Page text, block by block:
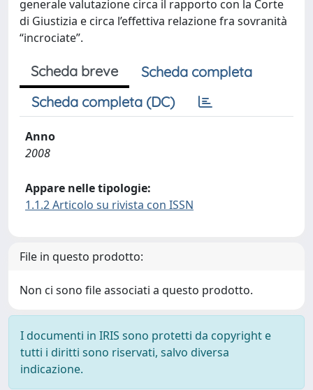
generale valutazione circa il rapporto con la Corte
di Giustizia e circa l’effettiva relazione fra sovranità
“incrociate”.
Scheda breve
Scheda completa
Scheda completa (DC)
Anno
2008
Appare nelle tipologie:
1.1.2 Articolo su rivista con ISSN
File in questo prodotto:
Non ci sono file associati a questo prodotto.
I documenti in IRIS sono protetti da copyright e
tutti i diritti sono riservati, salvo diversa
indicazione.